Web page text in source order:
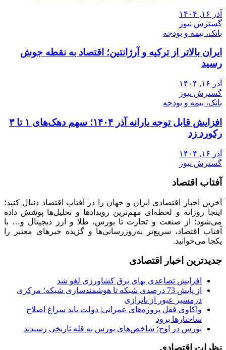
آذر ۱۶, ۱۴۰۴
گسترش نیوز
بانک، بیمه و بودجه
ایران بالاتر از ترکیه و آرژانتین؛ اقتصاد به نقطه جوش
رسید
آذر ۱۶, ۱۴۰۴
گسترش نیوز
بانک، بیمه و بودجه
افزایش قابل توجه یارانه آذر ۱۴۰۴؛ سهم دهک‌های ۱ تا ۳
رکورد زد
آذر ۱۶, ۱۴۰۴
گسترش نیوز
آفتاب اقتصاد
آخرین اخبار اقتصادی ایران و جهان را در آفتاب اقتصاد دنبال کنید؛
اینجا روزانه و لحظه‌ای مهم‌ترین رویدادها و تحلیل‌ها پوشش داده
می‌شود؛ از صنعت و تجارت تا بورس، طلا و ارز دیجیتال و… با
آفتاب اقتصاد، سریع‌تر به‌روزرسانی‌ها و گزیده خبرهای معتبر را
یکجا می‌خوانید.
جدیدترین اخبار اقتصادی
افزایش تصاعدی بهای برق کشاورزی لغو شد
از پایش 73 درصدی شبکه تا هوشمندسازی شبکه؛ مرکزی
درمسیر عبور از ناترازی
واکاوی قفل پروژه‌های عمرانی| دولت باید سراغ اصلاح
ساختارها برود
بورس در اوج؛ شاخص‌های بورس به قله تاریخی رسیدند
نظرات اقتصادی